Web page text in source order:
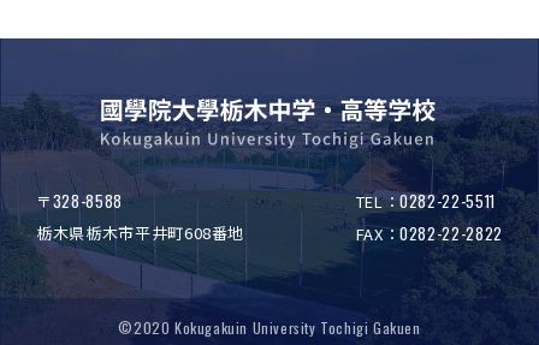
〒328-8588
栃木県栃木市平井町608番地
TEL：0282-22-5511
FAX：0282-22-2822
©2020 Kokugakuin University Tochigi Gakuen